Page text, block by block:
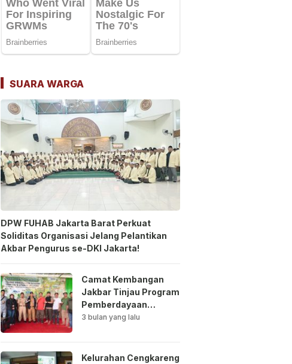
SUARA WARGA
DPW FUHAB Jakarta Barat Perkuat
Soliditas Organisasi Jelang Pelantikan
Akbar Pengurus se-DKI Jakarta!
Camat Kembangan
Jakbar Tinjau Program
Pemberdayaan
Lingkungan di Bale
3 bulan yang lalu
Kelurahan Cengkareng